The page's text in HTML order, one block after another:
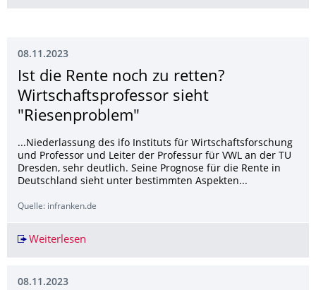
08.11.2023
Ist die Rente noch zu retten?
Wirtschaftsprofes­sor sieht
"Riesenproblem"
...Niederlassung des ifo Instituts für Wirtschaftsforschung
und Professor und Leiter der Professur für VWL an der TU
Dresden, sehr deutlich. Seine Prognose für die Rente in
Deutschland sieht unter bestimmten Aspekten...
Quelle: infranken.de
Weiterlesen
08.11.2023